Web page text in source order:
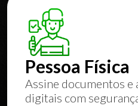
Pessoa Física
Assine documentos e
digitais com